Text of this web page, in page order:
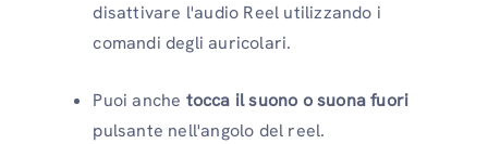
disattivare l'audio Reel utilizzando i
comandi degli auricolari.
Puoi anche tocca il suono o suona fuori
pulsante nell'angolo del reel.